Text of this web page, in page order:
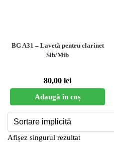
BG A31 – Lavetă pentru clarinet
Sib/Mib
80,00 lei
Adaugă în coș
Afișez singurul rezultat